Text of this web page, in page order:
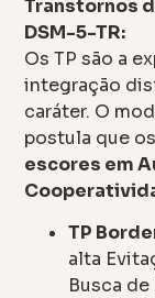
Transtornos
DSM-5-TR:
Os TP são a
integração
caráter. O
postula que
escores em
TP
alta
Busca